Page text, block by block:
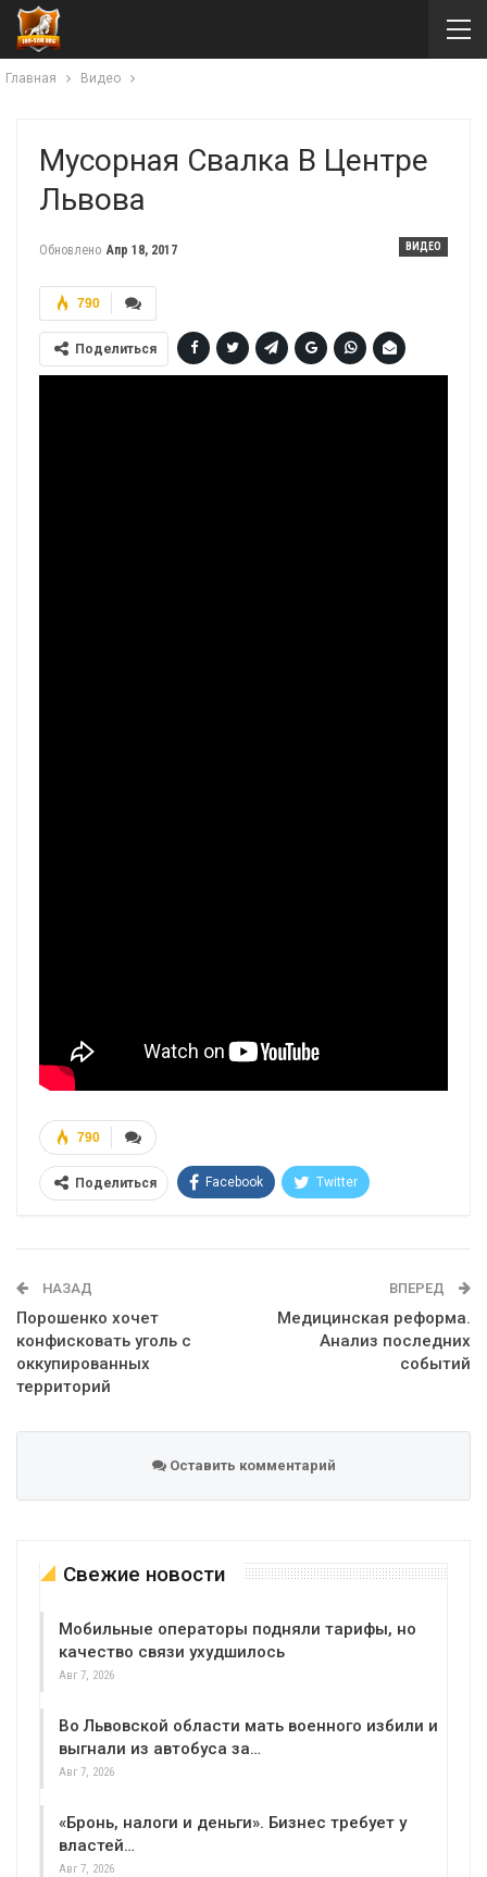
Главная Видео
Мусорная Свалка В Центре
Львова
ВИДЕО
Обновлено Апр 18, 2017
790
Поделиться
790
Поделиться Facebook Twitter
НАЗАД
Порошенко хочет
конфисковать уголь с
оккупированных
территорий
ВПЕРЕД
Медицинская реформа.
Анализ последних
событий
Оставить комментарий
Свежие новости
Мобильные операторы подняли тарифы, но
качество связи ухудшилось
Авг 7, 2026
Во Львовской области мать военного избили и
выгнали из автобуса за…
Авг 7, 2026
«Бронь, налоги и деньги». Бизнес требует у
властей…
Авг 7, 2026